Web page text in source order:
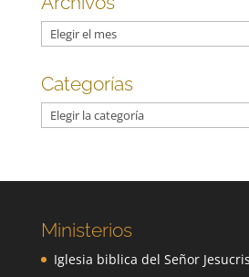
Archivos
Categorías
Categorías
Ministerios
Iglesia biblica del Señor